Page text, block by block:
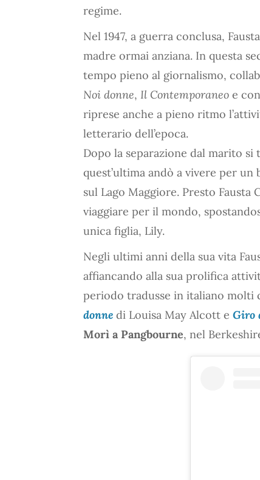
regime.
Nel 1947, a guerra conclusa,
madre ormai anziana. In questa
tempo pieno al giornalismo,
Noi donne, Il Contemporaneo e
riprese anche a pieno ritmo
letterario dell’epoca.
Dopo la separazione dal marito
quest’ultima andò a vivere per
sul Lago Maggiore. Presto
viaggiare per il mondo,
unica figlia, Lily.
Negli ultimi anni della sua vita
affiancando alla sua prolifica
periodo tradusse in italiano molti
donne di Louisa May Alcott e Giro
Morì a Pangbourne, nel